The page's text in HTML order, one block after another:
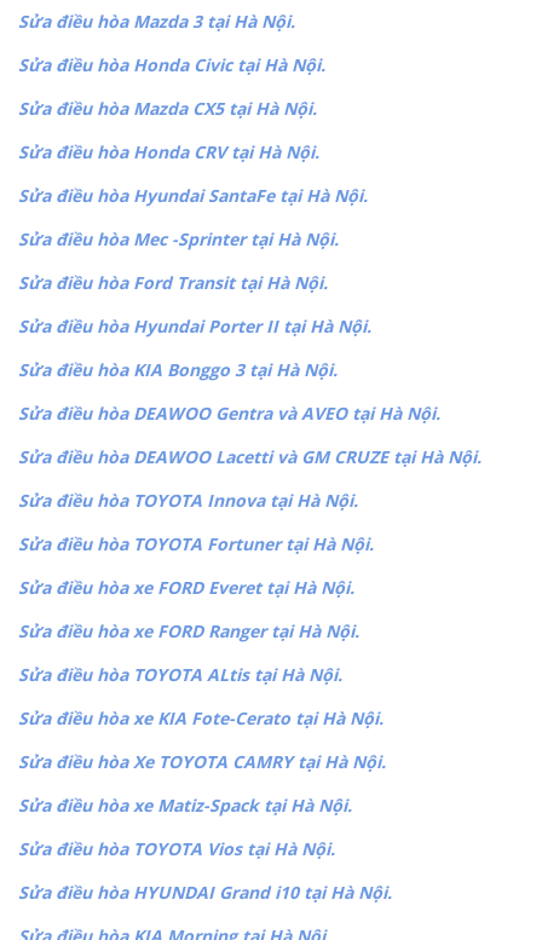
Sửa điều hòa Mazda 3 tại Hà Nội.
Sửa điều hòa Honda Civic tại Hà Nội.
Sửa điều hòa Mazda CX5 tại Hà Nội.
Sửa điều hòa Honda CRV tại Hà Nội.
Sửa điều hòa Hyundai SantaFe tại Hà Nội.
Sửa điều hòa Mec -Sprinter tại Hà Nội.
Sửa điều hòa Ford Transit tại Hà Nội.
Sửa điều hòa Hyundai Porter II tại Hà Nội.
Sửa điều hòa KIA Bonggo 3 tại Hà Nội.
Sửa điều hòa DEAWOO Gentra và AVEO tại Hà Nội.
Sửa điều hòa DEAWOO Lacetti và GM CRUZE tại Hà Nội.
Sửa điều hòa TOYOTA Innova tại Hà Nội.
Sửa điều hòa TOYOTA Fortuner tại Hà Nội.
Sửa điều hòa xe FORD Everet tại Hà Nội.
Sửa điều hòa xe FORD Ranger tại Hà Nội.
Sửa điều hòa TOYOTA ALtis tại Hà Nội.
Sửa điều hòa xe KIA Fote-Cerato tại Hà Nội.
Sửa điều hòa Xe TOYOTA CAMRY tại Hà Nội.
Sửa điều hòa xe Matiz-Spack tại Hà Nội.
Sửa điều hòa TOYOTA Vios tại Hà Nội.
Sửa điều hòa HYUNDAI Grand i10 tại Hà Nội.
Sửa điều hòa KIA Morning tại Hà Nội.